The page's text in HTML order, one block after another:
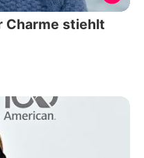
Charme stiehlt